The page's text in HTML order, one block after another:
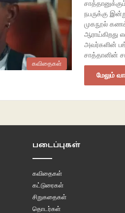
கவிதைகள்
நபருக்கு
முகநூல்
ஆராய்கிறது
அவர்களின்
சாத்தானின்
மேலும்
படைப்புகள்
கவிதைகள்
கட்டுரைகள்
சிறுகதைகள்
தொடர்கள்